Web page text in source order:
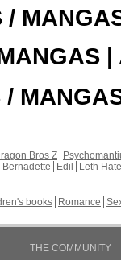
/
|
/
Bros Z
Bernadette Edil
Leth Hate
books Romance
THE COMMUNITY